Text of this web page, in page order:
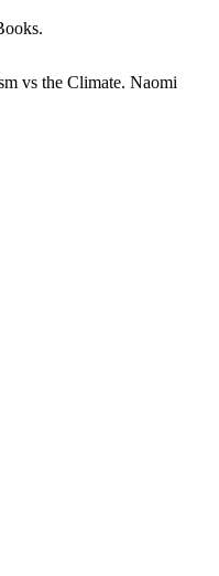
vs the Climate. Naomi